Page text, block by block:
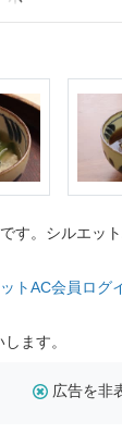
。シルエッ
トAC会員ログ
ます。
広告を非